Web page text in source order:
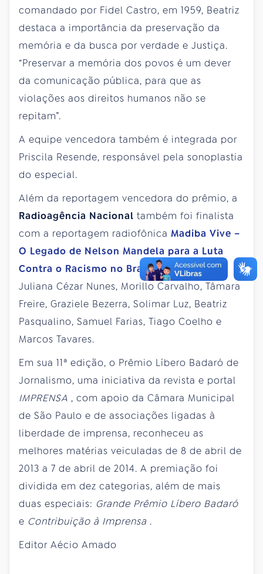
comandado por Fidel Castro, em 1959, Beatriz
destaca a importância da preservação da
memória e da busca por verdade e Justiça.
“Preservar a memória dos povos é um dever
da comunicação pública, para que as
violações aos direitos humanos não se
repitam”.
A equipe vencedora também é integrada por
Priscila Resende, responsável pela sonoplastia
do especial.
Além da reportagem vencedora do prêmio, a
Radioagência Nacional também foi finalista
com a reportagem radiofônica Madiba Vive –
O Legado de Nelson Mandela para a Luta
Contra o Racismo no Brasil, de autoria de
Juliana Cézar Nunes, Morillo Carvalho, Tâmara
Freire, Graziele Bezerra, Solimar Luz, Beatriz
Pasqualino, Samuel Farias, Tiago Coelho e
Marcos Tavares.
Em sua 11ª edição, o Prêmio Líbero Badaró de
Jornalismo, uma iniciativa da revista e portal
IMPRENSA , com apoio da Câmara Municipal
de São Paulo e de associações ligadas à
liberdade de imprensa, reconheceu as
melhores matérias veiculadas de 8 de abril de
2013 a 7 de abril de 2014. A premiação foi
dividida em dez categorias, além de mais
duas especiais: Grande Prêmio Líbero Badaró
e Contribuição à Imprensa .
Editor Aécio Amado